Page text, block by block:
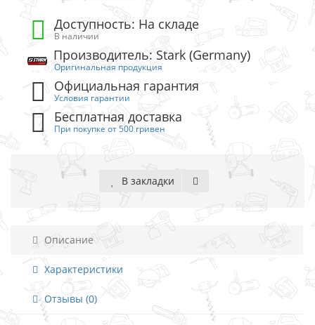
Доступность: На складе
В наличии
Производитель: Stark (Germany)
Оригинальная продукция
Официальная гарантия
Условия гарантии
Бесплатная доставка
При покупке от 500 гривен
В закладки
Описание
Характеристики
Отзывы (0)